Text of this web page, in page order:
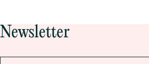
Newsletter